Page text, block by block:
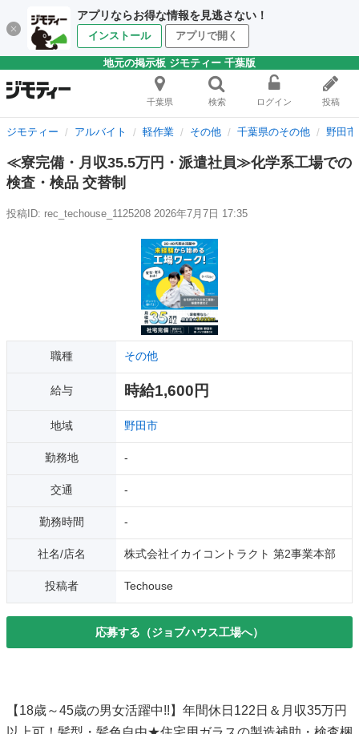
アプリならお得な情報を見逃さない！
インストール アプリで開く
地元の掲示板 ジモティー 千葉版
千葉県 検索 ログイン 投稿
ジモティー アルバイト 軽作業 その他 千葉県のその他 野田
≪寮完備・月収35.5万円・派遣社員≫化学系工場での
検査・検品 交替制
投稿ID: rec_techouse_1125208 2026年7月7日 17:35
職種 その他
給与 時給1,600円
地域 野田市
勤務地 -
交通 -
勤務時間 -
社名/店名 株式会社イカイコントラクト 第2事業本部
投稿者 Techouse
応募する（ジョブハウス工場へ）
【18歳～45歳の男女活躍中!!】年間休日122日＆月収35万円